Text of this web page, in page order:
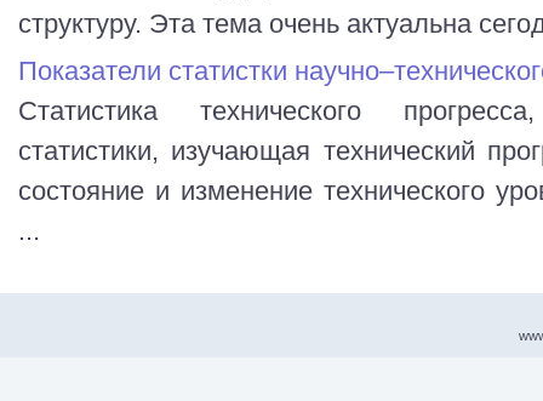
структуру. Эта тема очень актуальна
Показатели статистки
Статистика технического
статистики, изучающая технический
состояние и изменение технического
...